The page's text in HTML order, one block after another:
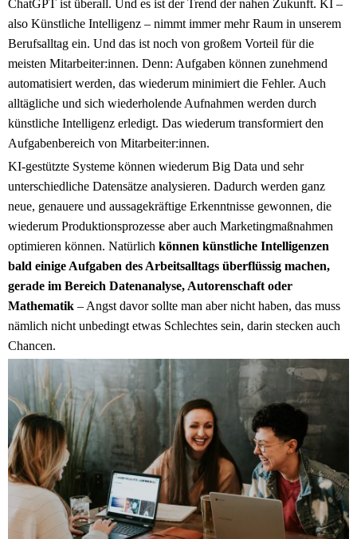
ChatGPT ist überall. Und es ist der Trend der nahen Zukunft. KI –
also Künstliche Intelligenz – nimmt immer mehr Raum in unserem
Berufsalltag ein. Und das ist noch von großem Vorteil für die
meisten Mitarbeiter:innen. Denn: Aufgaben können zunehmend
automatisiert werden, das wiederum minimiert die Fehler. Auch
alltägliche und sich wiederholende Aufnahmen werden durch
künstliche Intelligenz erledigt. Das wiederum transformiert den
Aufgabenbereich von Mitarbeiter:innen.
KI-gestützte Systeme können wiederum Big Data und sehr
unterschiedliche Datensätze analysieren. Dadurch werden ganz
neue, genauere und aussagekräftige Erkenntnisse gewonnen, die
wiederum Produktionsprozesse aber auch Marketingmaßnahmen
optimieren können. Natürlich können künstliche Intelligenzen
bald einige Aufgaben des Arbeitsalltags überflüssig machen,
gerade im Bereich Datenanalyse, Autorenschaft oder
Mathematik – Angst davor sollte man aber nicht haben, das muss
nämlich nicht unbedingt etwas Schlechtes sein, darin stecken auch
Chancen.